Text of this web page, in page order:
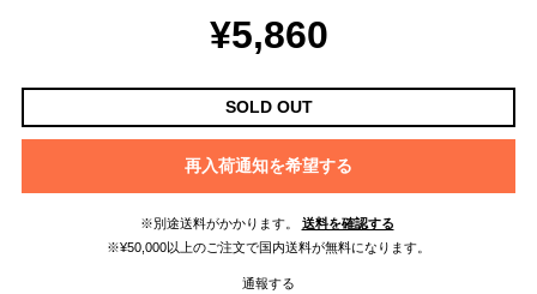
¥5,860
SOLD OUT
再入荷通知を希望する
※別途送料がかかります。
送料を確認する
※¥50,000以上のご注文で国内送料が無料になります。
通報する